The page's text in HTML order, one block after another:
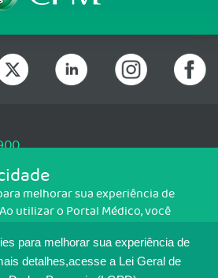
para melhorar sua experiência de
detalhes,acesse a Lei Geral de
L2 Sul, Brasília/DF - CEP: 70200-760 -
melhorar sua experiência de
utilizar o Portal Médico, você
sobre como isso é feito, acesse
você concorda, clique em ACEITO.